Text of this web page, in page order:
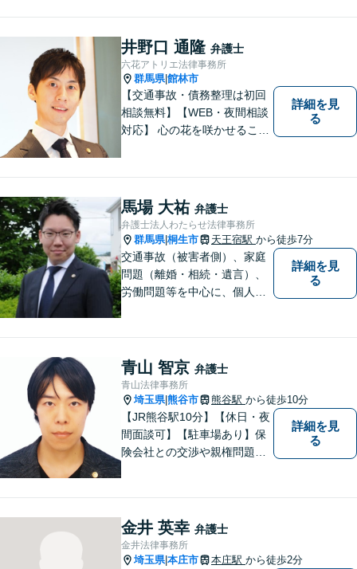
解決の鍵です。お困りごとが
ございましたら、お気軽にご
相談ください。
井野口 通隆 弁護士
六花アトリエ法律事務所
群馬県|館林市
【交通事故・債務整理は初回
相談無料】【WEB・夜間相談
対応】 心の花を咲かせること
一会を大事にし、あなたとの
縁を心からお待ちしていま
す。
詳細を見
る
馬場 大祐 弁護士
弁護士法人わたらせ法律事務所
群馬県|桐生市 天王宿駅 から徒歩7分
交通事故（被害者側）、家庭
問題（離婚・相続・遺言）、
労働問題等を中心に、個人・
もご満足いただける質の高い
サービスを日々心がけていま
す。
詳細を見
る
青山 智京 弁護士
青山法律事務所
埼玉県|熊谷市 熊谷駅 から徒歩10分
【JR熊谷駅10分】【休日・夜
間面談可】【駐車場あり】保
険会社との交渉や親権問題、
が高い」と感じる方も、まず
はお気持ちをお聞かせくださ
い。
詳細を見
る
金井 英幸 弁護士
金井法律事務所
埼玉県|本庄市 本庄駅 から徒歩2分